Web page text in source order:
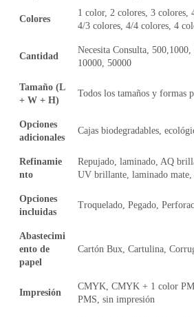
Colores
1 color, 2 colores, 3 colores,
4/3 colores, 4/4 colores, 4
Cantidad
Necesita Consulta,
10000, 50000
Tamaño (L
+ W + H)
Todos los tamaños y formas
Opciones
adicionales
Cajas biodegradables,
Refinamie
nto
Repujado, laminado, AQ
UV brillante, laminado
Opciones
incluidas
Troquelado, Pegado,
Abastecimi
ento de
papel
Cartón Bux, Cartulina,
Impresión
CMYK, CMYK + 1 color
PMS, sin impresión